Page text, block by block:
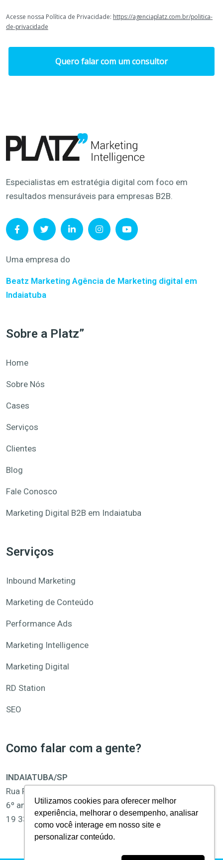
Utilizamos cookies para oferecer melhor
experiência, melhorar o desempenho, analisar
como você interage em nosso site e
personalizar conteúdo.
Acesse nossa Política de Privacidade: https://agenciaplatz.com.br/politica-
de-privacidade
Quero falar com um consultor
Especialistas em estratégia digital com foco em
resultados mensuráveis para empresas B2B.
Uma empresa do
Beatz Marketing Agência de Marketing digital em
Indaiatuba
Sobre a Platz”
Home
Sobre Nós
Cases
Serviços
Clientes
Blog
Fale Conosco
Marketing Digital B2B em Indaiatuba
Serviços
Inbound Marketing
Marketing de Conteúdo
Performance Ads
Marketing Intelligence
Marketing Digital
RD Station
SEO
Como falar com a gente?
INDAIATUBA/SP
Rua Pedro Gonçalves, 1400
6º andar, Sala 61 e 62, Centro
19 3312-1877 | 19 3312-1878